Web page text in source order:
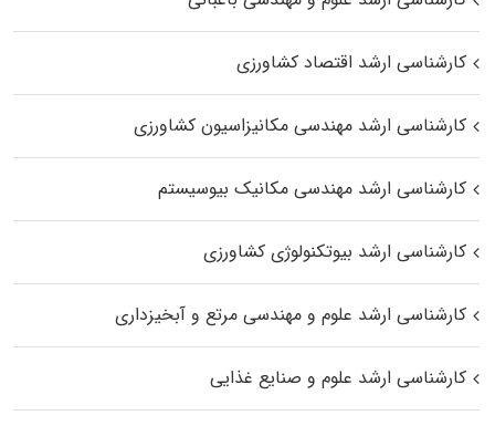
کارشناسی ارشد اقتصاد کشاورزی
کارشناسی ارشد مهندسی مکانیزاسیون کشاورزی
کارشناسی ارشد مهندسی مکانیک بیوسیستم
کارشناسی ارشد بیوتکنولوژی کشاورزی
کارشناسی ارشد علوم و مهندسی مرتع و آبخیزداری
کارشناسی ارشد علوم و صنایع غذایی